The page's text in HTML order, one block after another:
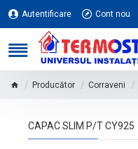
Autentificare Cont nou
Producător Corraveni
CAPAC SLIM P/T CY925